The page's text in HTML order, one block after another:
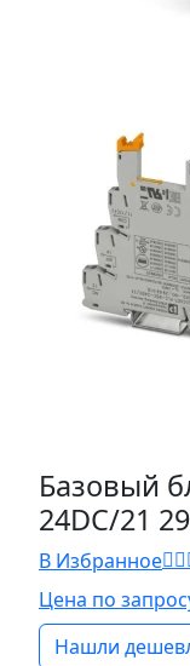
Базовый
24DC/21
В Избранное
Цена по
Нашли